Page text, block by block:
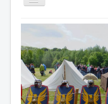
Navigation
Home